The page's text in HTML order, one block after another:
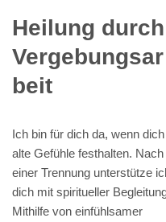
Heilung durch
Vergebungsar
beit
Ich bin für dich da, wenn dich
alte Gefühle festhalten. Nach
einer Trennung unterstütze
dich mit spiritueller
Mithilfe von einfühlsamer